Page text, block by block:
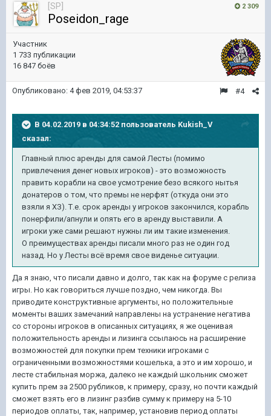
2 309
[SP]
Poseidon_rage
Участник
1 733 публикации
16 847 боёв
#4
Опубликовано: 4 фев 2019, 04:53:37
В 04.02.2019 в 04:34:52 пользователь Kukish_V
сказал:
Главный плюс аренды для самой Лесты (помимо
привлечения денег новых игроков) - это возможность
править корабли на свое усмотрение безо всякого нытья
донатеров о том, что премы не нерфят (откуда они это
взяли я ХЗ). Т.е. срок аренды у игроков закончился, корабль
понерфили/апнули и опять его в аренду выставили. А
игроки уже сами решают нужны ли им такие изменения.
О преимуществах аренды писали много раз не один год
назад. Но у Лесты всё время свое виденье ситуации.
Да я знаю, что писали давно и долго, так как на форуме с релиза
игры. Но как говориться лучше поздно, чем никогда. Вы
приводите конструктивные аргументы, но положительные
моменты ваших замечаний направлены на устранение негатива
со стороны игроков в описанных ситуациях, я же оценивая
положительность аренды и лизинга ссылаюсь на расширение
возможностей для покупки прем техники игроками с
ограниченными возможностями кошелька, а это и им хорошо, и
лесте стабильная моржа, далеко не каждый школьник сможет
купить прем за 2500 рубликов, к примеру, сразу, но почти каждый
сможет взять его в лизинг разбив сумму к примеру на 5-10
периодов оплаты, так, например, установив период оплаты